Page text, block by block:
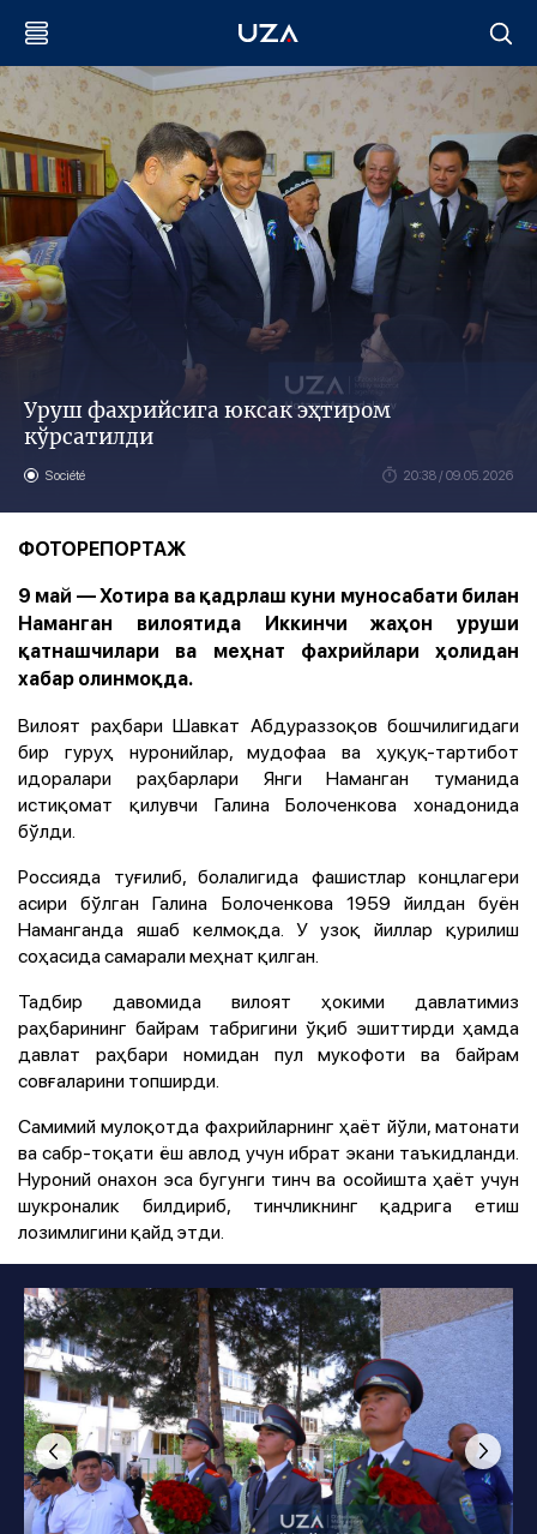
Уруш фахрийсига юксак эҳтиром
кўрсатилди
Société 20:38 / 09.05.2026
ФОТОРЕПОРТАЖ
9 май — Хотира ва қадрлаш куни муносабати билан
Наманган вилоятида Иккинчи жаҳон уруши
қатнашчилари ва меҳнат фахрийлари ҳолидан
хабар олинмоқда.
Вилоят раҳбари Шавкат Абдураззоқов бошчилигидаги
бир гуруҳ нуронийлар, мудофаа ва ҳуқуқ-тартибот
идоралари раҳбарлари Янги Наманган туманида
истиқомат қилувчи Галина Болоченкова хонадонида
бўлди.
Россияда туғилиб, болалигида фашистлар концлагери
асири бўлган Галина Болоченкова 1959 йилдан буён
Наманганда яшаб келмоқда. У узоқ йиллар қурилиш
соҳасида самарали меҳнат қилган.
Тадбир давомида вилоят ҳокими давлатимиз
раҳбарининг байрам табригини ўқиб эшиттирди ҳамда
давлат раҳбари номидан пул мукофоти ва байрам
совғаларини топширди.
Самимий мулоқотда фахрийларнинг ҳаёт йўли, матонати
ва сабр-тоқати ёш авлод учун ибрат экани таъкидланди.
Нуроний онахон эса бугунги тинч ва осойишта ҳаёт учун
шукроналик билдириб, тинчликнинг қадрига етиш
лозимлигини қайд этди.